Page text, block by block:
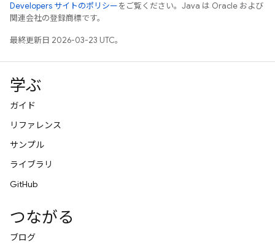
Developers サイトのポリシーをご覧ください。Java は Oracle および
関連会社の登録商標です。
最終更新日 2026-03-23 UTC。
学ぶ
ガイド
リファレンス
サンプル
ライブラリ
GitHub
つながる
ブログ